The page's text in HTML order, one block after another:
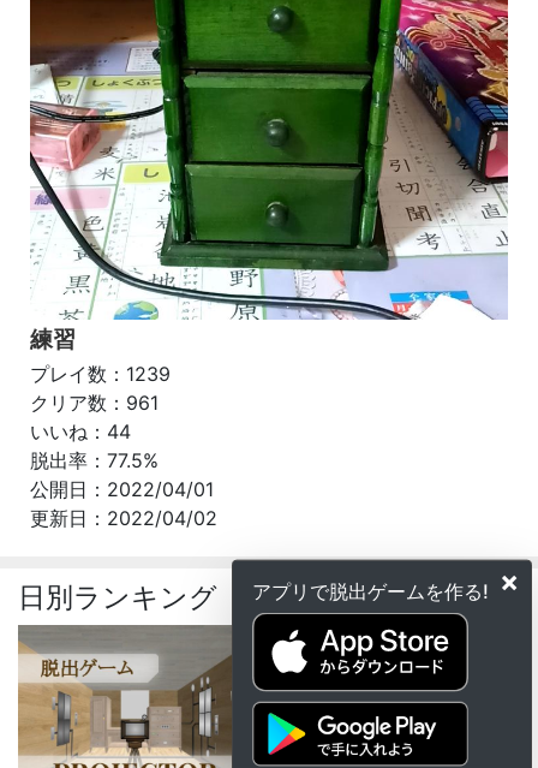
×
アプリで脱出ゲームを作る!
練習
プレイ数：1239
クリア数：961
いいね：44
脱出率：77.5%
公開日：2022/04/01
更新日：2022/04/02
日別ランキング